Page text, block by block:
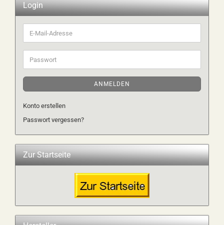
Login
E-
Mail-
Adresse
Passwort
ANMELDEN
Konto erstellen
Passwort vergessen?
Zur Startseite